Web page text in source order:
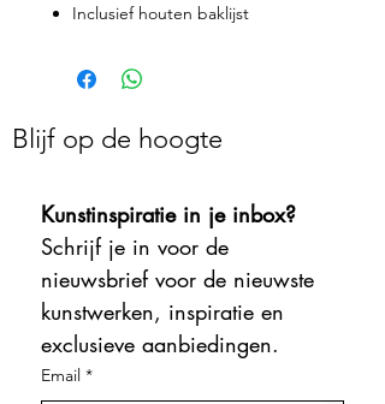
Inclusief houten baklijst
Blijf op de hoogte
Kunstinspiratie in je inbox?
Schrijf je in voor de
nieuwsbrief voor de nieuwste
kunstwerken, inspiratie en
exclusieve aanbiedingen.
Email *